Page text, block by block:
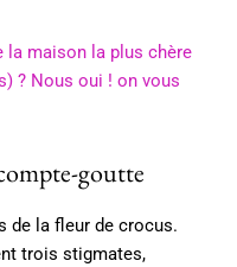
la maison la plus chère
? Nous oui ! on vous
goutte
de la fleur de crocus.
trois stigmates,